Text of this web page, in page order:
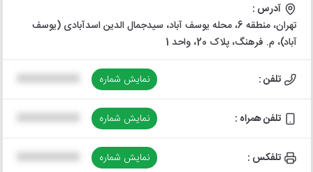
آدرس :
تهران، منطقه 6، محله یوسف آباد، سیدجمال الدین اسدآبادی (یوسف
آباد)، م. فرهنگ، پلاک 20، واحد 1
تلفن : نمایش شماره
تلفن همراه : نمایش شماره
تلفکس : نمایش شماره